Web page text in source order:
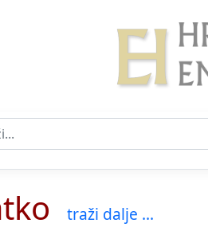
traži dalje ...